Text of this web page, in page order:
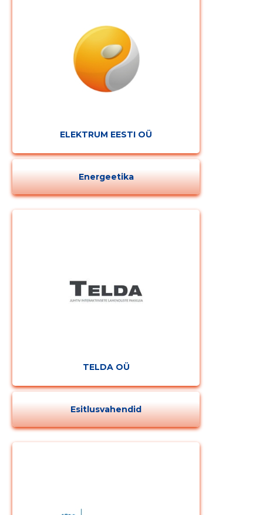
ELEKTRUM EESTI OÜ
Energeetika
TELDA OÜ
Esitlusvahendid